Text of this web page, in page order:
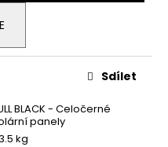
BLACK - Celočerné
panely
kg
Sdílet